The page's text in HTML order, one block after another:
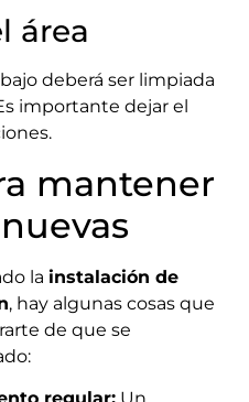
área
deberá ser limpiada
importante dejar el
mantener
la instalación de
, hay algunas cosas que
de que se